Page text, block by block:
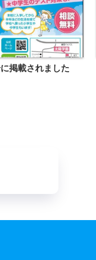
掲載されました